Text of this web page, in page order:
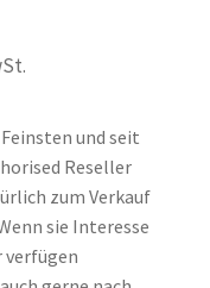
und seit
Reseller
zum Verkauf
sie Interesse
verfügen